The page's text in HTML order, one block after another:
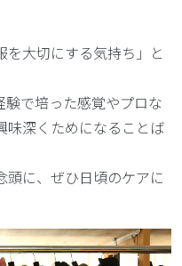
を大切にする気持ち」と
験で培った感覚やプロな
味深くためになることば
頭に、ぜひ日頃のケアに